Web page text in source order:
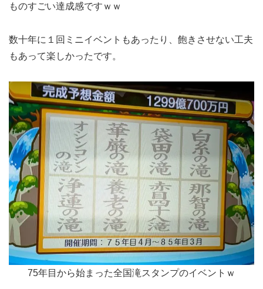
ものすごい達成感ですｗｗ
数十年に１回ミニイベントもあったり、飽きさせない工夫
もあって楽しかったです。
75年目から始まった全国滝スタンプのイベントｗ